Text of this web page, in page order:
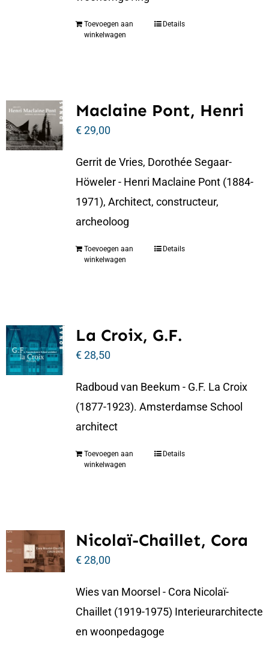
Toevoegen aan
winkelwagen
Details
Maclaine Pont, Henri
€29,00
Gerrit de Vries, Dorothée Segaar-
Höweler - Henri Maclaine Pont (1884-
1971), Architect, constructeur,
archeoloog
Toevoegen aan
winkelwagen
Details
La Croix, G.F.
€28,50
Radboud van Beekum - G.F. La Croix
(1877-1923). Amsterdamse School
architect
Toevoegen aan
winkelwagen
Details
Nicolaï-Chaillet, Cora
€28,00
Wies van Moorsel - Cora Nicolaï-
Chaillet (1919-1975) Interieurarchitecte
en woonpedagoge